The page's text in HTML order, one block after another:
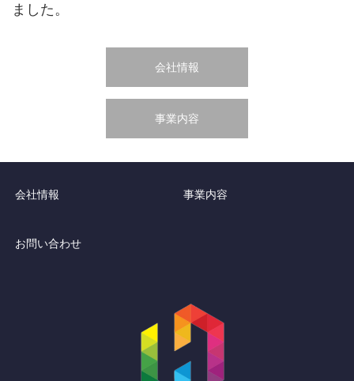
ました。
会社情報
事業内容
会社情報 事業内容
お問い合わせ